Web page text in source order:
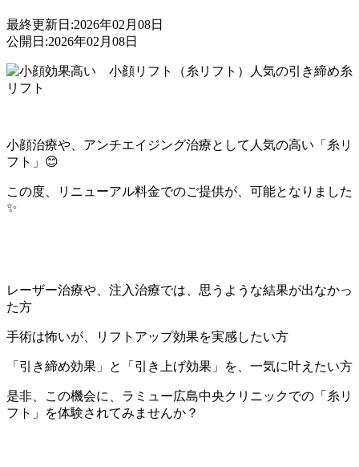
最終更新日:2026年02月08日
公開日:2026年02月08日
小顔治療や、アンチエイジング治療として人気の高い「糸リ
フト」😊
この度、リニューアル料金でのご提供が、可能となりました
✨
レーザー治療や、注入治療では、思うような結果が出なかっ
た方
手術は怖いが、リフトアップ効果を実感したい方
「引き締め効果」と「引き上げ効果」を、一気に叶えたい方
是非、この機会に、ラミュー広島中央クリニックでの「糸リ
フト」を体験されてみませんか？